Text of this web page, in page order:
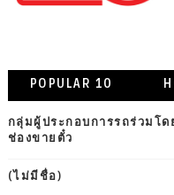
POPULAR 10
กลุ่มผู้ประกอบการรถร่วมโ
ช่องขายตั๋ว
(ไม่มีชื่อ)